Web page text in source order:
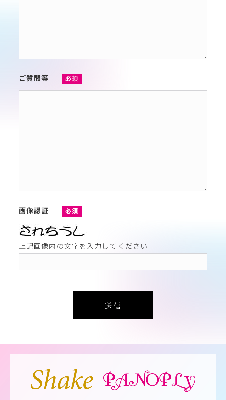
ご質問等 必須
画像認証 必須
上記画像内の文字を入力してください